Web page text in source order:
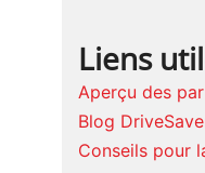
Liens
Aperçu des
Blog
Conseils pour